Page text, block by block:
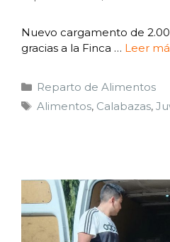
Nuevo cargamento de
gracias a la Finca … Leer
Reparto de Alimentos
Alimentos, Calabazas,